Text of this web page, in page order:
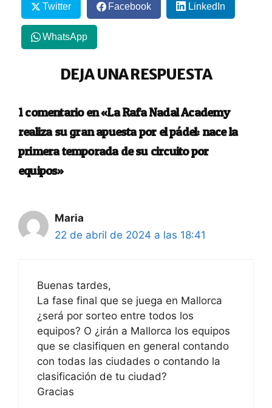
Twitter Facebook LinkedIn
WhatsApp
DEJA UNA RESPUESTA
1 comentario en «La Rafa Nadal Academy
realiza su gran apuesta por el pádel: nace la
primera temporada de su circuito por
equipos»
Maria
22 de abril de 2024 a las 18:41
Buenas tardes,
La fase final que se juega en Mallorca
¿será por sorteo entre todos los
equipos? O ¿irán a Mallorca los equipos
que se clasifiquen en general contando
con todas las ciudades o contando la
clasificación de tu ciudad?
Gracias